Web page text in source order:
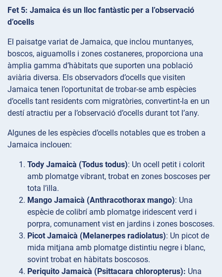
Fet 5: Jamaica és un lloc fantàstic per a l’observació
d’ocells
El paisatge variat de Jamaica, que inclou muntanyes,
boscos, aiguamolls i zones costaneres, proporciona una
àmplia gamma d’hàbitats que suporten una població
aviària diversa. Els observadors d’ocells que visiten
Jamaica tenen l’oportunitat de trobar-se amb espècies
d’ocells tant residents com migratòries, convertint-la en un
destí atractiu per a l’observació d’ocells durant tot l’any.
Algunes de les espècies d’ocells notables que es troben a
Jamaica inclouen:
Tody Jamaicà (Todus todus): Un ocell petit i colorit
amb plomatge vibrant, trobat en zones boscoses per
tota l’illa.
Mango Jamaicà (Anthracothorax mango): Una
espècie de colibrí amb plomatge iridescent verd i
porpra, comunament vist en jardins i zones boscoses.
Picot Jamaicà (Melanerpes radiolatus): Un picot de
mida mitjana amb plomatge distintiu negre i blanc,
sovint trobat en hàbitats boscosos.
Periquito Jamaicà (Psittacara chloropterus): Una